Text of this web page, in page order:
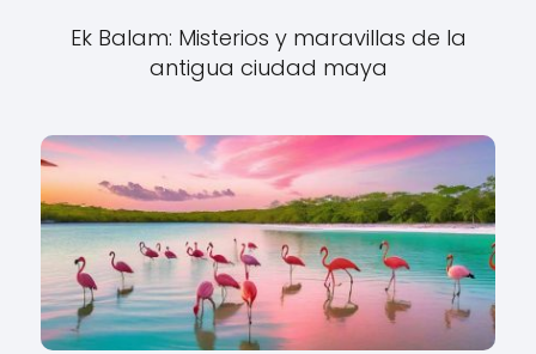
Ek Balam: Misterios y maravillas de la
antigua ciudad maya